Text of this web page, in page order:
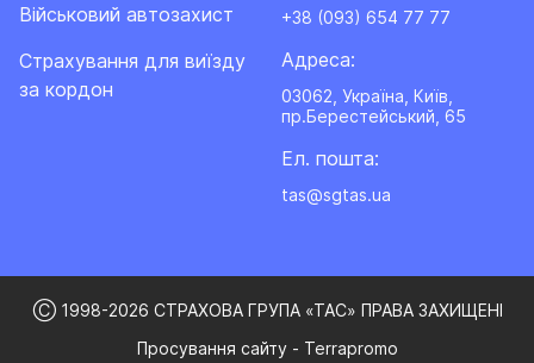
Військовий автозахист
Cтрахування для виїзду
за кордон
+38 (093) 654 77 77
Адреса:
03062, Україна, Київ,
пр.Берестейський, 65
Ел. пошта:
tas@sgtas.ua
Ⓒ 1998-2026 СТРАХОВА ГРУПА «ТАС» ПРАВА ЗАХИЩЕНІ
Просування сайту - Terrapromo